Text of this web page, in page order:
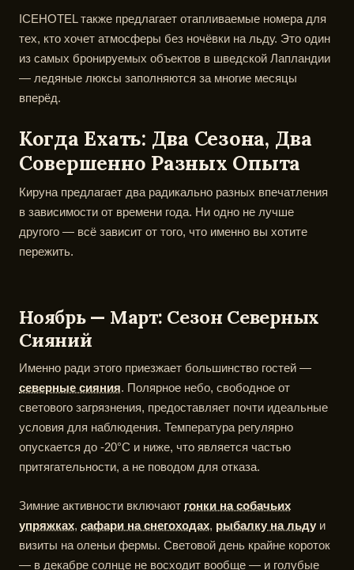
ICEHOTEL также предлагает отапливаемые номера для
тех, кто хочет атмосферы без ночёвки на льду. Это один
из самых бронируемых объектов в шведской Лапландии
— ледяные люксы заполняются за многие месяцы
вперёд.
Когда Ехать: Два Сезона, Два
Совершенно Разных Опыта
Кируна предлагает два радикально разных впечатления
в зависимости от времени года. Ни одно не лучше
другого — всё зависит от того, что именно вы хотите
пережить.
Ноябрь — Март: Сезон Северных
Сияний
Именно ради этого приезжает большинство гостей —
северные сияния. Полярное небо, свободное от
светового загрязнения, предоставляет почти идеальные
условия для наблюдения. Температура регулярно
опускается до -20°C и ниже, что является частью
притягательности, а не поводом для отказа.
Зимние активности включают гонки на собачьих
упряжках, сафари на снегоходах, рыбалку на льду и
визиты на оленьи фермы. Световой день крайне короток
— в декабре солнце не восходит вообще — и голубые